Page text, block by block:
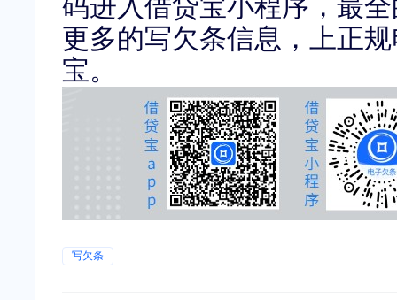
码进入借贷宝小程序，最
更多的写欠条信息，上正
宝。
写欠条